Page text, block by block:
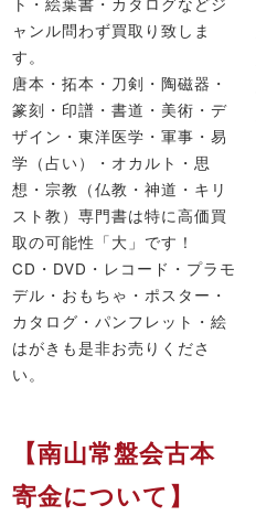
ャンル問わず買取り致しま
す。
唐本・拓本・刀剣・陶磁器・
篆刻・印譜・書道・美術・デ
ザイン・東洋医学・軍事・易
学（占い）・オカルト・思
想・宗教（仏教・神道・キリ
スト教）専門書は特に高価買
取の可能性「大」です！
CD・DVD・レコード・プラモ
デル・おもちゃ・ポスター・
カタログ・パンフレット・絵
はがきも是非お売りくださ
い。
【南山常盤会古本
寄金について】